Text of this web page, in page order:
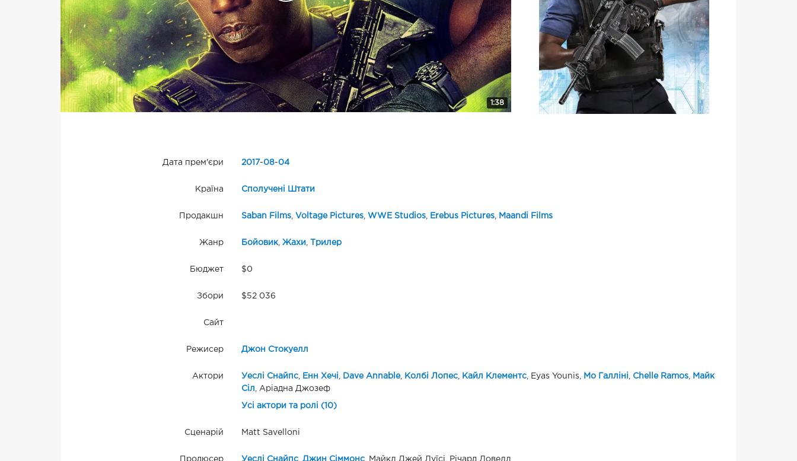
1:38
Дата прем'єри 2017-08-04
Країна Сполучені Штати
Продакшн Saban Films, Voltage Pictures, WWE Studios, Erebus Pictures, Maandi Films
Жанр Бойовик, Жахи Трилер
Бюджет $0
Збори $52 036
Сайт
Режисер Джон Стокуелл
Актори Уеслі Снайпс, Енн Хечі Dave Annable, Колбі Лопес, Кайл Клементс, Eyas Younis, Мо Галліні Chelle Ramos,
Майк
Сіл , Аріадна Джозеф
Усі актори та ролі (10)
Сценарій Matt Savelloni
Продюсер Уеслі Снайпс, Джин Сіммонс, Майкл Джей Луїсі, Річард Ловелл